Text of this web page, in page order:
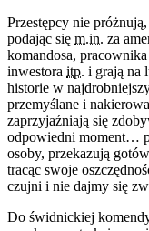
Przestępcy nie
podając się m.in. za
komandosa,
inwestora itp. i grają na
historie w
przemyślane i
zaprzyjaźniają się
odpowiedni moment…
osoby, przekazują
tracąc swoje
czujni i nie dajmy się
Do świdnickiej komendy